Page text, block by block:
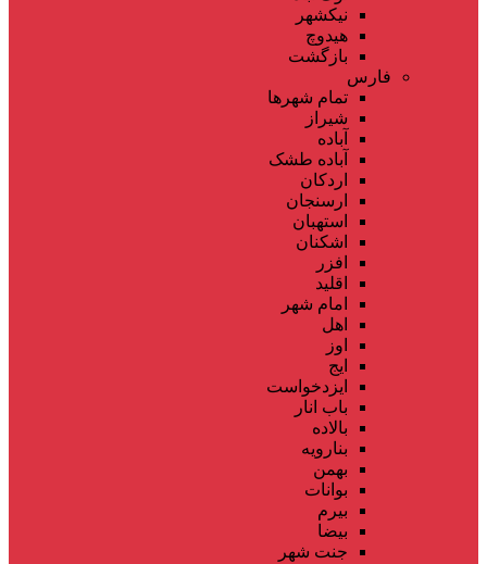
نیکشهر
هیدوچ
بازگشت
فارس
تمام شهر‌ها
شیراز
آباده
آباده طشک
اردکان
ارسنجان
استهبان
اشکنان
افزر
اقلید
امام شهر
اهل
اوز
ایج
ایزدخواست
باب انار
بالاده
بنارویه
بهمن
بوانات
بیرم
بیضا
جنت شهر